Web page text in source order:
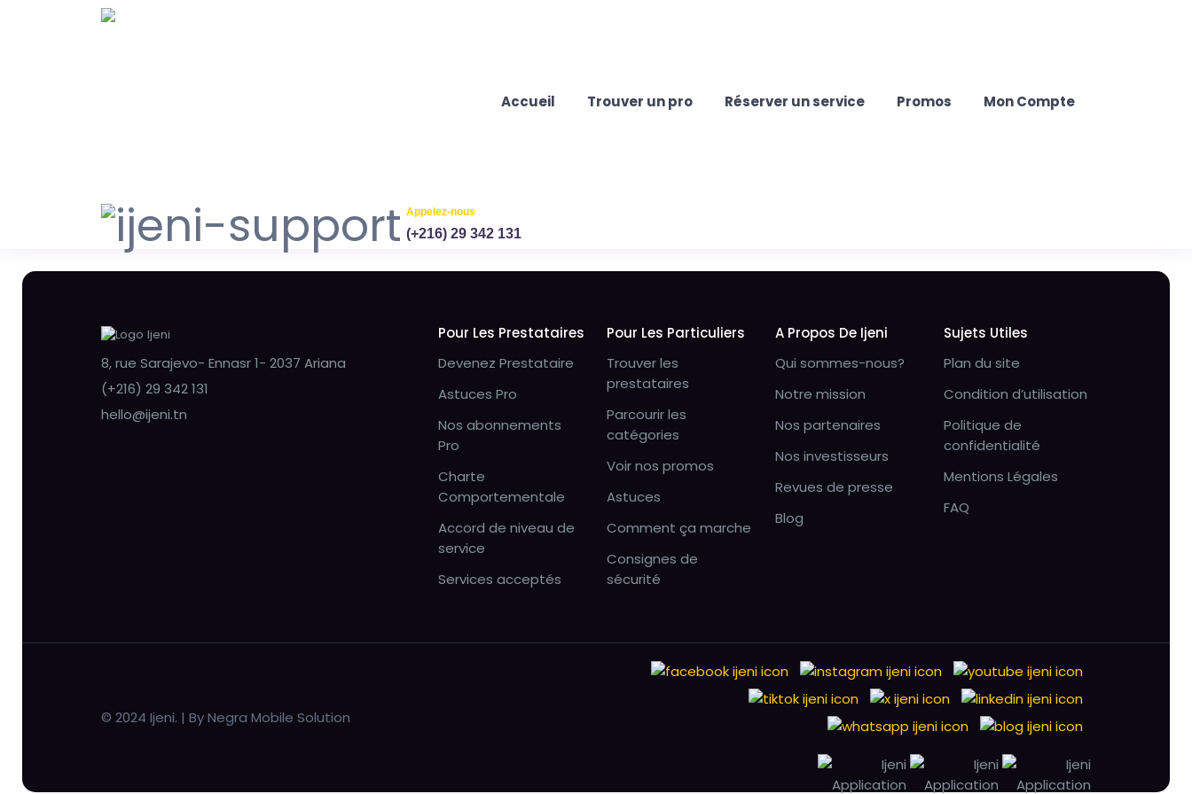
Accueil Trouver un pro Réserver un service Promos Mon Compte
Appelez-nous
(+216) 29 342 131
8, rue Sarajevo- Ennasr 1- 2037 Ariana
(+216) 29 342 131
hello@ijeni.tn
Pour Les Prestataires
Devenez Prestataire
Astuces Pro
Nos abonnements
Pro
Charte
Comportementale
Accord de niveau de
service
Services acceptés
Pour Les Particuliers
Trouver les
prestataires
Parcourir les
catégories
Voir nos promos
Astuces
Comment ça marche
Consignes de
sécurité
A Propos De Ijeni
Qui sommes-nous?
Notre mission
Nos partenaires
Nos investisseurs
Revues de presse
Blog
Sujets Utiles
Plan du site
Condition d’utilisation
Politique de
confidentialité
Mentions Légales
FAQ
© 2024 Ijeni. | By Negra Mobile Solution